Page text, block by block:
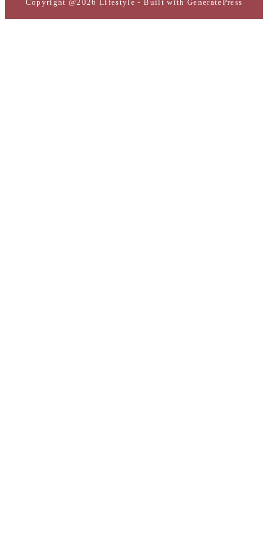
Copyright @2026 Lifestyle - Built with GeneratePress